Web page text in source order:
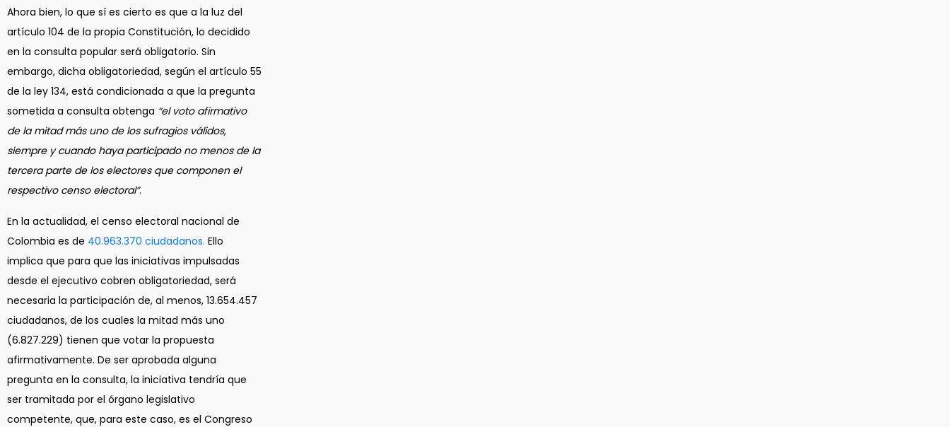
Ahora bien, lo que sí es cierto es que a la luz del
artículo 104 de la propia Constitución, lo decidido
en la consulta popular será obligatorio. Sin
embargo, dicha obligatoriedad, según el artículo 55
de la ley 134, está condicionada a que la pregunta
sometida a consulta obtenga “el voto afirmativo
de la mitad más uno de los sufragios válidos,
siempre y cuando haya participado no menos de la
tercera parte de los electores que componen el
respectivo censo electoral”.
En la actualidad, el censo electoral nacional de
Colombia es de 40.963.370 ciudadanos. Ello
implica que para que las iniciativas impulsadas
desde el ejecutivo cobren obligatoriedad, será
necesaria la participación de, al menos, 13.654.457
ciudadanos, de los cuales la mitad más uno
(6.827.229) tienen que votar la propuesta
afirmativamente. De ser aprobada alguna
pregunta en la consulta, la iniciativa tendría que
ser tramitada por el órgano legislativo
competente, que, para este caso, es el Congreso